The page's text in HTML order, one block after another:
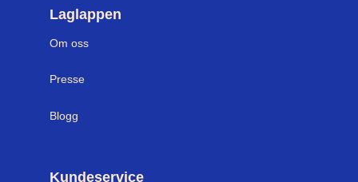
Laglappen
Om oss
Presse
Blogg
Kundeservice